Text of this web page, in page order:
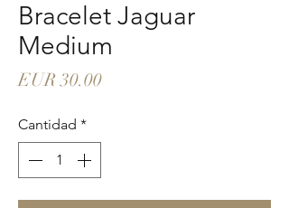
Bracelet Jaguar
Medium
EUR 30.00Precio
Cantidad *